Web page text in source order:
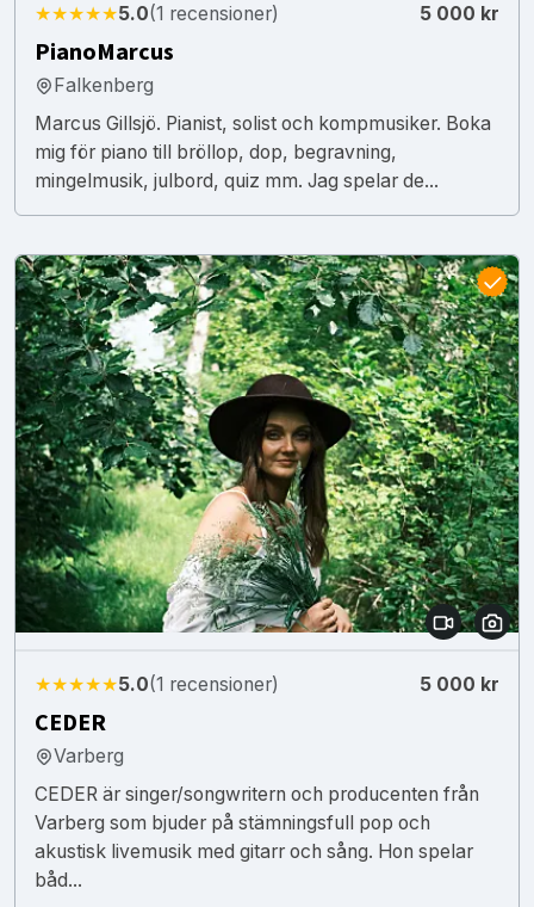
★★★★★5.0(1 recensioner) 5 000 kr
PianoMarcus
Falkenberg
Marcus Gillsjö. Pianist, solist och kompmusiker. Boka
mig för piano till bröllop, dop, begravning,
mingelmusik, julbord, quiz mm. Jag spelar de...
★★★★★5.0(1 recensioner) 5 000 kr
CEDER
Varberg
CEDER är singer/songwritern och producenten från
Varberg som bjuder på stämningsfull pop och
akustisk livemusik med gitarr och sång. Hon spelar
båd...